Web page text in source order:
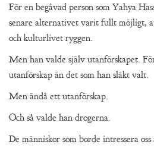
För en begåvad person som Yahya
senare alternativet varit fullt möjligt,
och kulturlivet ryggen.
Men han valde själv utanförskapet.
utanförskap än det som han släkt valt.
Men ändå ett utanförskap.
Och så valde han drogerna.
De människor som borde intressera